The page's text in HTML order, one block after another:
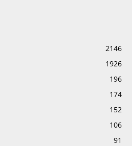
2146
1926
196
174
152
106
91